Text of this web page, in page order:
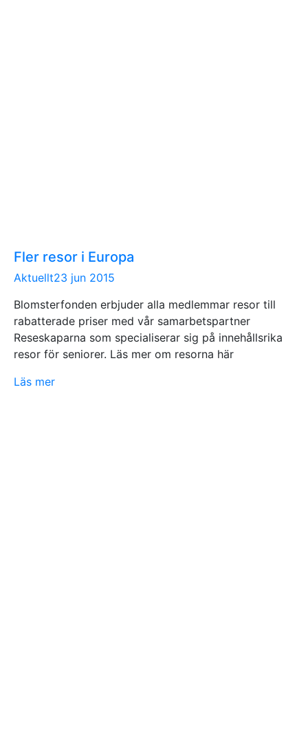
Fler resor i Europa
Aktuellt23 jun 2015
Blomsterfonden erbjuder alla medlemmar resor till
rabatterade priser med vår samarbetspartner
Reseskaparna som specialiserar sig på innehållsrika
resor för seniorer. Läs mer om resorna här
Läs mer